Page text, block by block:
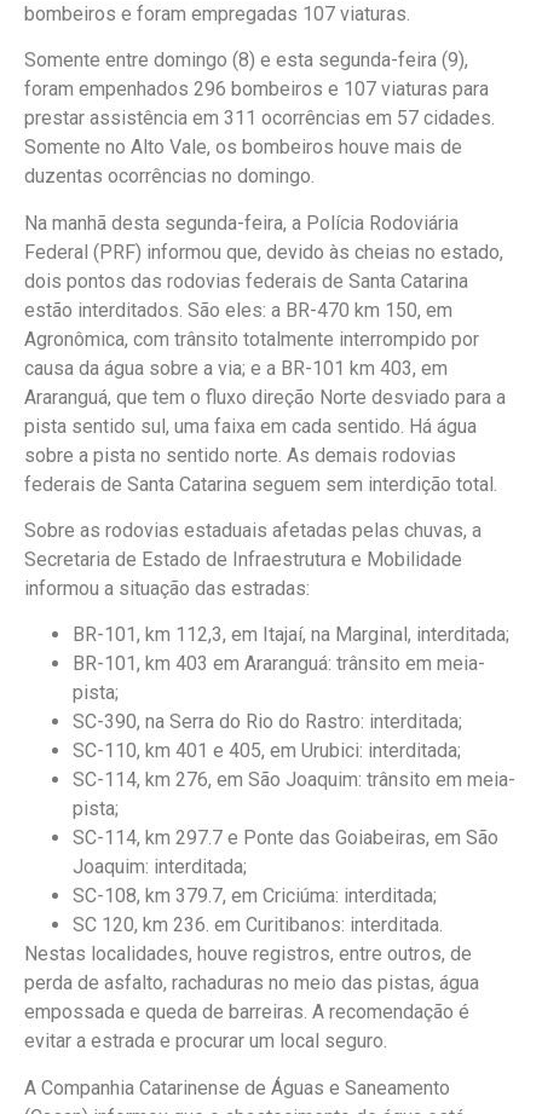
bombeiros e foram empregadas 107 viaturas.
Somente entre domingo (8) e esta segunda-feira (9),
foram empenhados 296 bombeiros e 107 viaturas para
prestar assistência em 311 ocorrências em 57 cidades.
Somente no Alto Vale, os bombeiros houve mais de
duzentas ocorrências no domingo.
Na manhã desta segunda-feira, a Polícia Rodoviária
Federal (PRF) informou que, devido às cheias no estado,
dois pontos das rodovias federais de Santa Catarina
estão interditados. São eles: a BR-470 km 150, em
Agronômica, com trânsito totalmente interrompido por
causa da água sobre a via; e a BR-101 km 403, em
Araranguá, que tem o fluxo direção Norte desviado para a
pista sentido sul, uma faixa em cada sentido. Há água
sobre a pista no sentido norte. As demais rodovias
federais de Santa Catarina seguem sem interdição total.
Sobre as rodovias estaduais afetadas pelas chuvas, a
Secretaria de Estado de Infraestrutura e Mobilidade
informou a situação das estradas:
BR-101, km 112,3, em Itajaí, na Marginal, interditada;
BR-101, km 403 em Araranguá: trânsito em meia-
pista;
SC-390, na Serra do Rio do Rastro: interditada;
SC-110, km 401 e 405, em Urubici: interditada;
SC-114, km 276, em São Joaquim: trânsito em meia-
pista;
SC-114, km 297.7 e Ponte das Goiabeiras, em São
Joaquim: interditada;
SC-108, km 379.7, em Criciúma: interditada;
SC 120, km 236. em Curitibanos: interditada.
Nestas localidades, houve registros, entre outros, de
perda de asfalto, rachaduras no meio das pistas, água
empossada e queda de barreiras. A recomendação é
evitar a estrada e procurar um local seguro.
A Companhia Catarinense de Águas e Saneamento